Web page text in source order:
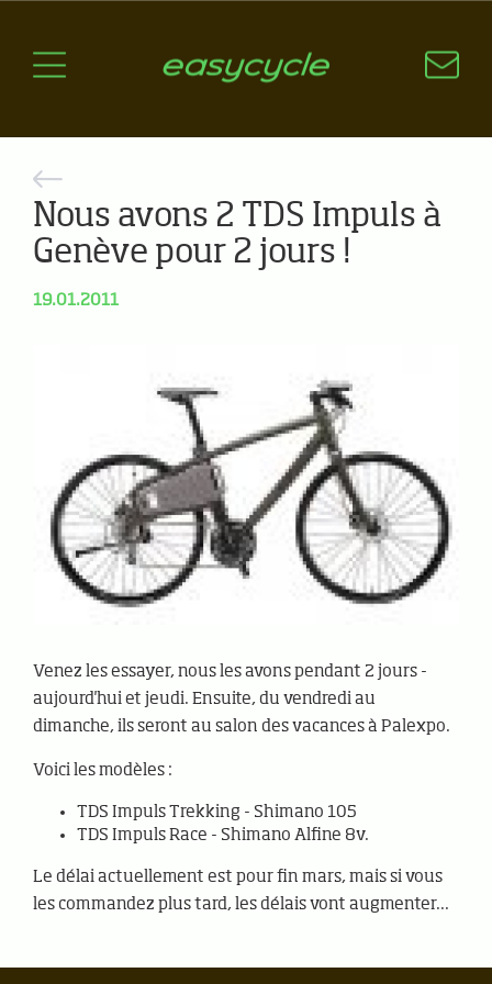
Aspects techniques
Nos critères de sélection
Questions / Réponses
A jour
News
Nous avons 2 TDS Impuls à
Genève pour 2 jours !
19.01.2011
Venez les essayer, nous les avons pendant 2 jours -
aujourd'hui et jeudi. Ensuite, du vendredi au
dimanche, ils seront au salon des vacances à Palexpo.
Voici les modèles :
TDS Impuls Trekking - Shimano 105
TDS Impuls Race - Shimano Alfine 8v.
Le délai actuellement est pour fin mars, mais si vous
les commandez plus tard, les délais vont augmenter...